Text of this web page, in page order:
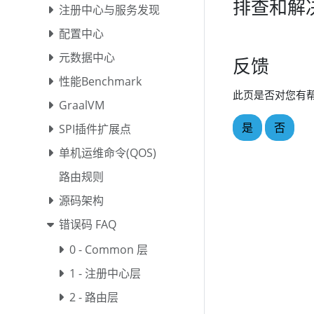
注册中心与服务发现
配置中心
元数据中心
性能Benchmark
GraalVM
SPI插件扩展点
单机运维命令(QOS)
路由规则
源码架构
错误码 FAQ
0 - Common 层
1 - 注册中心层
2 - 路由层
排查和解
反馈
此页是否对您有
是 否